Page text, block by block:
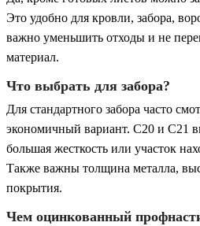
Это удобно для кровли, забора,
важно уменьшить отходы и не
материал.
Что выбрать для забора?
Для стандартного забора часто
экономичный вариант. С20 и С21
большая жесткость или участок
Также важны толщина металла,
покрытия.
Чем оцинкованный